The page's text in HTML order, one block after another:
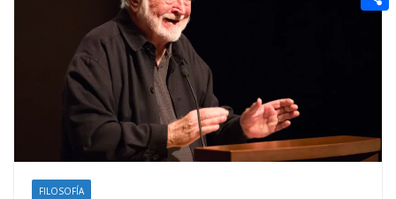
FILOSOFÍA
n
t
a
a
r